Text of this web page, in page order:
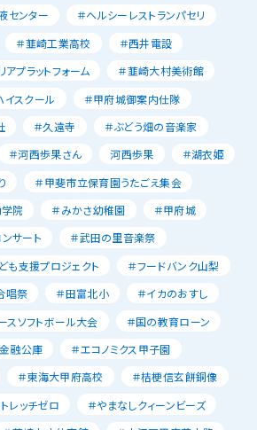
センター
＃ヘルシーレストランパセリ
＃韮崎工業高校
＃西井電設
プラットフォーム
＃韮崎大村美術館
イスクール
＃甲府城御案内仕隊
＃久遠寺
＃ぶどう畑の音楽家
＃河西歩果さん 河西歩果
＃湖衣姫
＃甲斐市立保育園うたごえ集会
院
＃みかさ幼稚園
＃甲府城
サート
＃武田の里音楽祭
も支援プロジェクト
＃フードバンク山梨
唱祭
＃田富北小
＃イカのおすし
スソフトボール大会
＃国の教育ローン
融公庫
＃エコノミクス甲子園
＃東海大甲府高校
＃桔梗信玄餅銅像
レッチゼロ
＃やまなしクィーンビーズ